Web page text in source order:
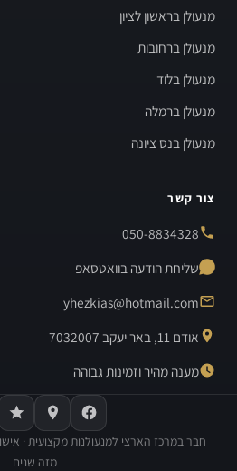
מנעולן בראשון לציון
מנעולן ברחובות
מנעולן בלוד
מנעולן ברמלה
מנעולן בנס ציונה
צור קשר
050-8834328
שליחת הודעה בוואטסאפ
yhezkias@hotmail.com
אודם 11, באר יעקב 7032007
מענה מהיר וזמינות גבוהה
חבר במרכז הארצי למנעולנות מקצועית ·
מזה שנים